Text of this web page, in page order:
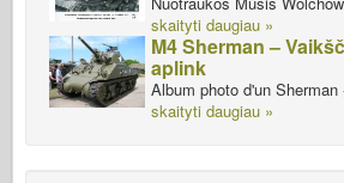
skaityti daugiau »
M4 Sherman –
aplink
Album photo d'un Sherman
skaityti daugiau »